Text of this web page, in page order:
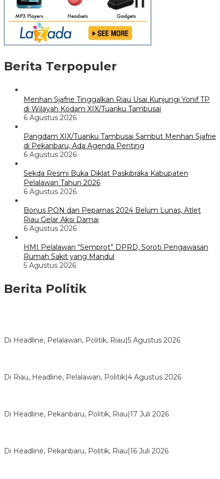
Berita Terpopuler
Menhan Sjafrie Tinggalkan Riau Usai Kunjungi Yonif TP
di Wilayah Kodam XIX/Tuanku Tambusai
6 Agustus 2026
Pangdam XIX/Tuanku Tambusai Sambut Menhan Sjafrie
di Pekanbaru, Ada Agenda Penting
6 Agustus 2026
Sekda Resmi Buka Diklat Paskibraka Kabupaten
Pelalawan Tahun 2026
6 Agustus 2026
Bonus PON dan Peparnas 2024 Belum Lunas, Atlet
Riau Gelar Aksi Damai
6 Agustus 2026
HMI Pelalawan “Semprot” DPRD, Soroti Pengawasan
Rumah Sakit yang Mandul
5 Agustus 2026
Berita Politik
Di Headline, Pelalawan, Politik, Riau|5 Agustus 2026
Di Riau, Headline, Pelalawan, Politik|4 Agustus 2026
Di Headline, Pekanbaru, Politik, Riau|17 Juli 2026
Di Headline, Pekanbaru, Politik, Riau|16 Juli 2026